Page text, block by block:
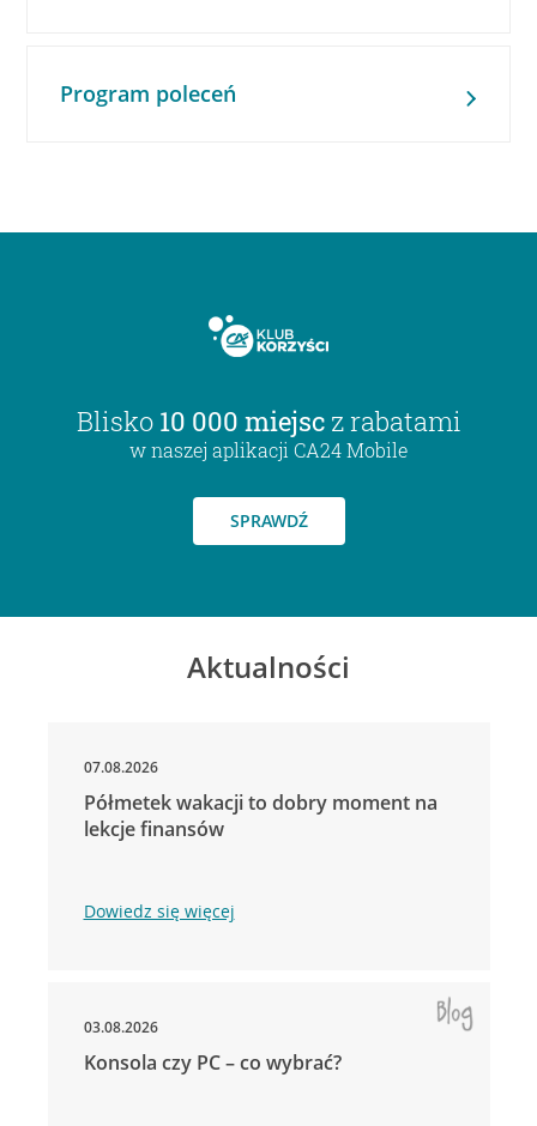
Program poleceń
Blisko 10 000 miejsc z rabatami
w naszej aplikacji CA24 Mobile
SPRAWDŹ
Aktualności
07.08.2026
Półmetek wakacji to dobry moment na
lekcje finansów
Dowiedz się więcej
03.08.2026
Konsola czy PC – co wybrać?